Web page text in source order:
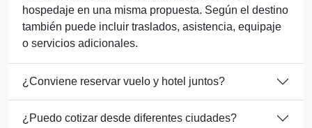
hospedaje en una misma propuesta. Según el destino
también puede incluir traslados, asistencia, equipaje
o servicios adicionales.
¿Conviene reservar vuelo y hotel juntos?
¿Puedo cotizar desde diferentes ciudades?